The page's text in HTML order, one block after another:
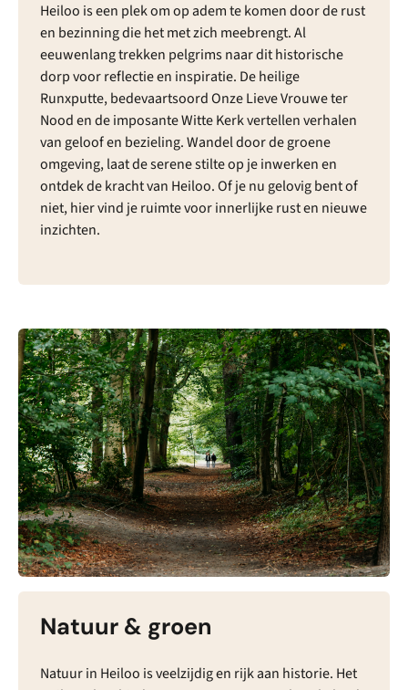
Heiloo is een plek om op adem te komen door de rust
en bezinning die het met zich meebrengt. Al
eeuwenlang trekken pelgrims naar dit historische
dorp voor reflectie en inspiratie. De heilige
Runxputte, bedevaartsoord Onze Lieve Vrouwe ter
Nood en de imposante Witte Kerk vertellen verhalen
van geloof en bezieling. Wandel door de groene
omgeving, laat de serene stilte op je inwerken en
ontdek de kracht van Heiloo. Of je nu gelovig bent of
niet, hier vind je ruimte voor innerlijke rust en nieuwe
inzichten.
Natuur & groen
Natuur in Heiloo is veelzijdig en rijk aan historie. Het